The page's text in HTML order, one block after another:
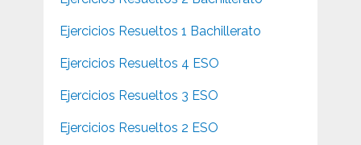
Ejercicios Resueltos 1 Bachillerato
Ejercicios Resueltos 4 ESO
Ejercicios Resueltos 3 ESO
Ejercicios Resueltos 2 ESO